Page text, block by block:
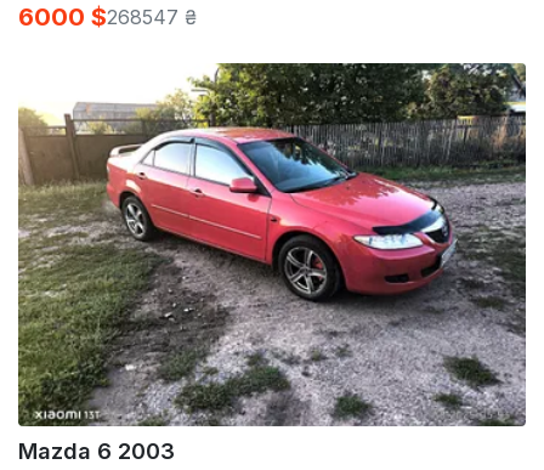
6000 $268547 ₴
Mazda 6 2003